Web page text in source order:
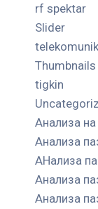
rf spektar
Slider
Thumbnails
tigkin
Анализа
Анализа
АНализа
Анализа
Анализа